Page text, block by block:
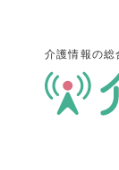
介護情報の総